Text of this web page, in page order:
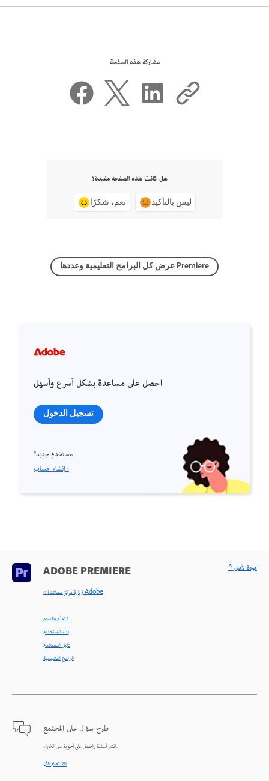
مشاركة هذه الصفحة
هل كانت هذه الصفحة مفيدة؟
نعم، شكرًا ليس بالتأكيد
عرض كل البرامج التعليمية وعددها Premiere
احصل على مساعدة بشكل أسرع وأسهل
تسجيل الدخول
مستخدم جديد؟
إنشاء حساب ›
ADOBE PREMIERE
< زيارة مركز مساعدة Adobe
التعلّم والدعم
بدء الاستخدام
دليل المستخدم
البرامج التعليمية
طرح سؤال على المجتمع
انشر أسئلة واحصل على أجوبة من الخبراء.
الاستعلام الآن
^ عودة لأعلى